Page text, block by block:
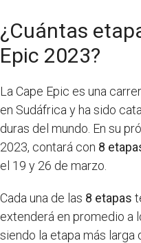
¿Cuántas
Epic 2023?
La Cape Epic es una
en Sudáfrica y ha sido
duras del mundo. En su
2023, contará con 8
el 19 y 26 de marzo.
Cada una de las 8 etapas
extenderá en promedio a
siendo la etapa más larga